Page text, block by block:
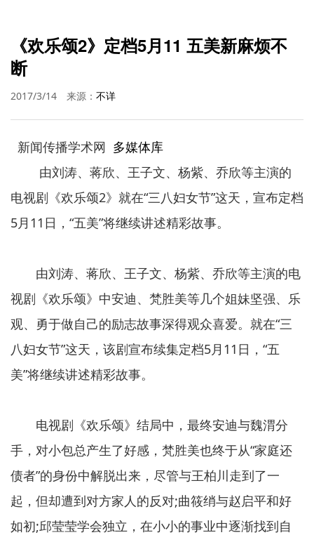
《欢乐颂2》定档5月11 五美新麻烦不
断
2017/3/14 来源： 不详
新闻传播学术网 多媒体库
由刘涛、蒋欣、王子文、杨紫、乔欣等主演的
电视剧《欢乐颂2》就在“三八妇女节”这天，宣布定档
5月11日，“五美”将继续讲述精彩故事。
由刘涛、蒋欣、王子文、杨紫、乔欣等主演的电
视剧《欢乐颂》中安迪、梵胜美等几个姐妹坚强、乐
观、勇于做自己的励志故事深得观众喜爱。就在“三
八妇女节”这天，该剧宣布续集定档5月11日，“五
美”将继续讲述精彩故事。
电视剧《欢乐颂》结局中，最终安迪与魏渭分
手，对小包总产生了好感，梵胜美也终于从“家庭还
债者”的身份中解脱出来，尽管与王柏川走到了一
起，但却遭到对方家人的反对;曲筱绡与赵启平和好
如初;邱莹莹学会独立，在小小的事业中逐渐找到自